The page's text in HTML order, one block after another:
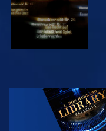
ANSEHEN